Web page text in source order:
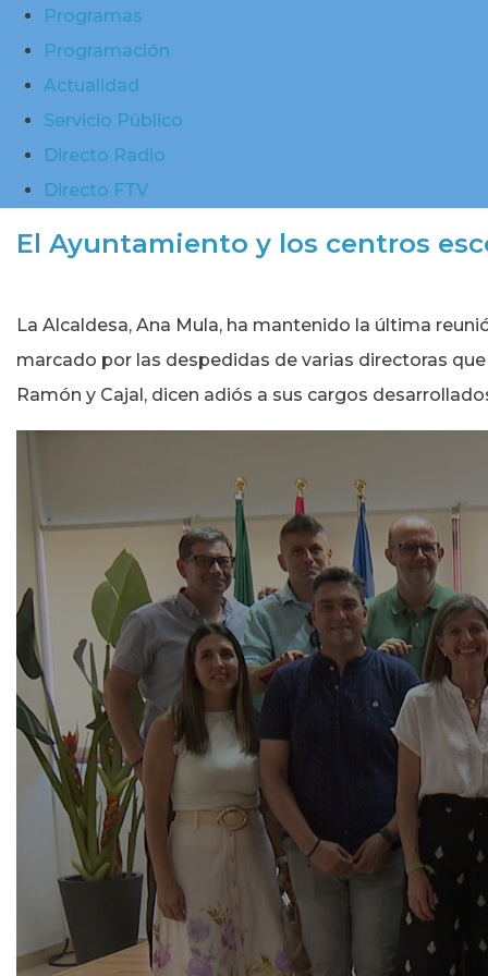
Programas
Programación
Actualidad
Servicio Público
Directo Radio
Directo FTV
El Ayuntamiento y los centros
La Alcaldesa, Ana Mula, ha mantenido la última
marcado por las despedidas de varias directoras
Ramón y Cajal, dicen adiós a sus cargos